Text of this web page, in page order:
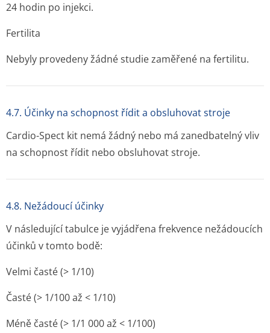
24 hodin po injekci.
Fertilita
Nebyly provedeny žádné studie zaměřené na fertilitu.
4.7. Účinky na schopnost řídit a obsluhovat stroje
Cardio-Spect kit nemá žádný nebo má zanedbatelný vliv
na schopnost řídit nebo obsluhovat stroje.
4.8. Nežádoucí účinky
V následující tabulce je vyjádřena frekvence nežádoucích
účinků v tomto bodě:
Velmi časté (> 1/10)
Časté (> 1/100 až < 1/10)
Méně časté (> 1/1 000 až < 1/100)